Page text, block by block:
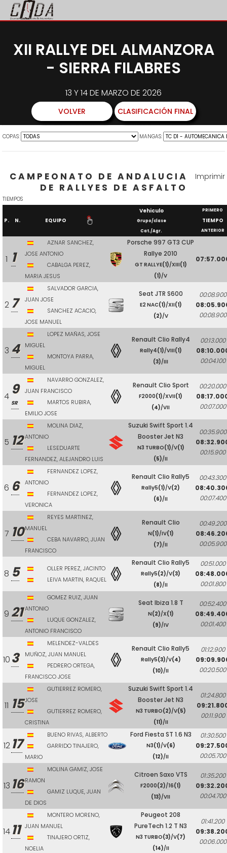
XII RALLYE DEL ALMANZORA
- SIERRA FILABRES
13 Y 14 DE MARZO DE 2026
VOLVER CLASIFICACIÓN FINAL
COPAS: MANGAS:
Imprimir
CAMPEONATO DE ANDALUCIA
DE RALLYES DE ASFALTO
TIEMPOS
P. N. EQUIPO
Vehiculo
Grupo/clase
Cat./Agr.
PRIMERO
TIEMPO
ANTERIOR
1 1
AZNAR SANCHEZ,
JOSE ANTONIO
CABALGA PEREZ,
MARIA JESUS
Porsche 997 GT3 CUP
Rallye 2010
GT RALLYE(1)/XIII(1)
(1)/V
2 7
SALVADOR GARCIA,
JUAN JOSE
SANCHEZ ACACIO,
JOSE MANUEL
Seat JTR S600
E2 NAC(1)/XII(1)
(2)/V
00:08.900
00:08.900
3 4
LOPEZ MAÑAS, JOSE
MIGUEL
MONTOYA PARRA,
MIGUEL
Renault Clio Rally4
Rally4(1)/VIII(1)
(3)/III
00:13.000
00:04.100
4 9
SR
NAVARRO GONZALEZ,
JUAN FRANCISCO
MARTOS RUBIRA,
EMILIO JOSE
Renault Clio Sport
F2000(1)/XVII(1)
(4)/VII
00:20.000
00:07.000
5 12
MOLINA DIAZ,
ANTONIO
LESEDUARTE
FERNANDEZ, ALEJANDRO LUIS
Suzuki Swift Sport 1.4
Booster Jet N3
N3 TURBO(1)/V(1)
(5)/II
00:35.900
00:15.900
6 6
FERNANDEZ LOPEZ,
ANTONIO
FERNANDEZ LOPEZ,
VERONICA
Renault Clio Rally5
Rally5(1)/V(2)
(6)/II
00:43.300
00:07.400
7 10
REYES MARTINEZ,
MANUEL
CEBA NAVARRO, JUAN
FRANCISCO
Renault Clio
N(1)/IV(1)
(7)/II
00:49.200
00:05.900
8 5
OLLER PEREZ, JACINTO
LEIVA MARTIN, RAQUEL
Renault Clio Rally5
Rally5(2)/V(3)
(8)/II
00:51.000
00:01.800
9 21
GOMEZ RUIZ, JUAN
ANTONIO
LUQUE GONZALEZ,
ANTONIO FRANCISCO
Seat Ibiza 1.8 T
N(2)/X(1)
(9)/IV
00:52.400
00:01.400
10 3
MELENDEZ-VALDES
MUÑOZ, JUAN MANUEL
PEDRERO ORTEGA,
FRANCISCO JOSE
Renault Clio Rally5
Rally5(3)/V(4)
(10)/II
01:12.900
00:20.500
11 15
GUTIERREZ ROMERO,
JOSE
GUTIERREZ ROMERO,
CRISTINA
Suzuki Swift Sport 1.4
Booster Jet N3
N3 TURBO(2)/V(5)
(11)/II
01:24.800
00:11.900
12 17
BUENO RIVAS, ALBERTO
GARRIDO TINAJERO,
MARIO
Ford Fiesta ST 1.6 N3
N3(1)/V(6)
(12)/II
01:30.500
00:05.700
13 16
MOLINA GAMIZ, JOSE
RAMON
GAMIZ LUQUE, JUAN
DE DIOS
Citroen Saxo VTS
F2000(2)/16(1)
(13)/VII
01:35.200
00:04.700
14 11
MONTERO MORENO,
JUAN MANUEL
TINAJERO ORTIZ,
NOELIA
Peugeot 208
PureTech 1.2 T N3
N3 TURBO(3)/V(7)
(14)/II
01:41.200
00:06.000